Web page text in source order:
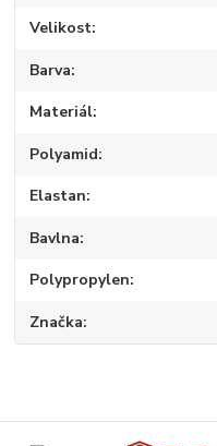
Velikost
Barva
Materiál
Polyamid
Elastan
Bavlna
Polypropylen
Značka